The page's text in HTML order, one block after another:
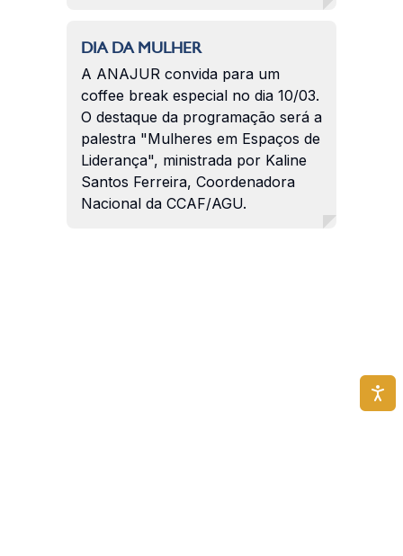
DIA DA MULHER
A ANAJUR convida para um
coffee break especial no dia 10/03.
O destaque da programação será a
palestra "Mulheres em Espaços de
Liderança", ministrada por Kaline
Santos Ferreira, Coordenadora
Nacional da CCAF/AGU.